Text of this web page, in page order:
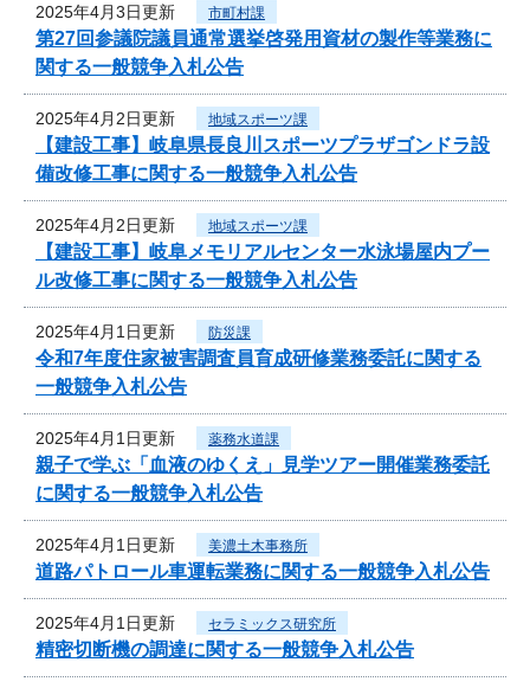
2025年4月3日更新 市町村課
第27回参議院議員通常選挙啓発用資材の製作等業務に
関する一般競争入札公告
2025年4月2日更新 地域スポーツ課
【建設工事】岐阜県長良川スポーツプラザゴンドラ設
備改修工事に関する一般競争入札公告
2025年4月2日更新 地域スポーツ課
【建設工事】岐阜メモリアルセンター水泳場屋内プー
ル改修工事に関する一般競争入札公告
2025年4月1日更新 防災課
令和7年度住家被害調査員育成研修業務委託に関する
一般競争入札公告
2025年4月1日更新 薬務水道課
親子で学ぶ「血液のゆくえ」見学ツアー開催業務委託
に関する一般競争入札公告
2025年4月1日更新 美濃土木事務所
道路パトロール車運転業務に関する一般競争入札公告
2025年4月1日更新 セラミックス研究所
精密切断機の調達に関する一般競争入札公告